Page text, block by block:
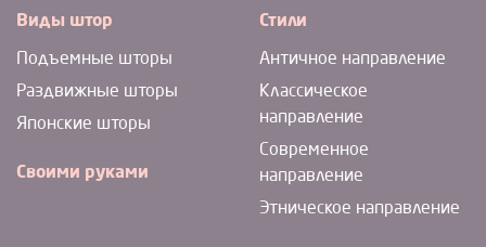
Виды штор
Подъемные шторы
Раздвижные шторы
Японские шторы
Своими руками
Стили
Античное направление
Классическое
направление
Современное
направление
Этническое направление